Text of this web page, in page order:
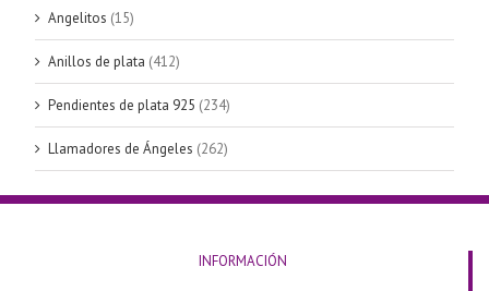
Angelitos (15)
Anillos de plata (412)
Pendientes de plata 925 (234)
Llamadores de Ángeles (262)
INFORMACIÓN